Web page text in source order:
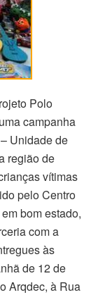
Polo
campanha
Unidade de
região de
vítimas
pelo Centro
bom estado,
com a
às
de 12 de
Arqdec, à Rua